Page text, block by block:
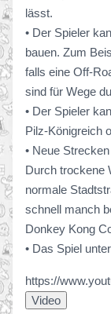
lässt.
• Der Spieler
bauen. Zum
falls eine Off-
sind für Wege
• Der Spieler
Pilz-Königreich
• Neue
Durch trockene
normale
schnell manch
Donkey Kong
• Das Spiel
https://